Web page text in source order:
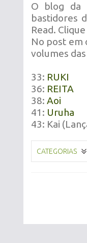
O blog da
bastidores
Read. Clique
No post em
volumes
33: RUKI
36: REITA
38: Aoi
41: Uruha
43: Kai
CATEGORIAS